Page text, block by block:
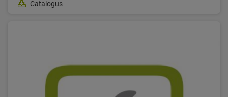
Catalogus